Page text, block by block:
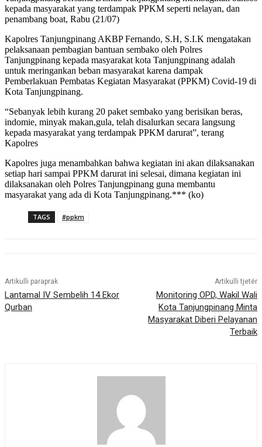
kepada masyarakat yang terdampak PPKM seperti nelayan, dan
penambang boat, Rabu (21/07)
Kapolres Tanjungpinang AKBP Fernando, S.H, S.I.K mengatakan
pelaksanaan pembagian bantuan sembako oleh Polres
Tanjungpinang kepada masyarakat kota Tanjungpinang adalah
untuk meringankan beban masyarakat karena dampak
Pemberlakuan Pembatas Kegiatan Masyarakat (PPKM) Covid-19 di
Kota Tanjungpinang.
“Sebanyak lebih kurang 20 paket sembako yang berisikan beras,
indomie, minyak makan,gula, telah disalurkan secara langsung
kepada masyarakat yang terdampak PPKM darurat”, terang
Kapolres
Kapolres juga menambahkan bahwa kegiatan ini akan dilaksanakan
setiap hari sampai PPKM darurat ini selesai, dimana kegiatan ini
dilaksanakan oleh Polres Tanjungpinang guna membantu
masyarakat yang ada di Kota Tanjungpinang.*** (ko)
TAGS #ppkm
Artikulli paraprak
Lantamal IV Sembelih 14 Ekor
Qurban
Artikulli tjetër
Monitoring OPD, Wakil Wali
Kota Tanjungpinang Minta
Masyarakat Diberi Pelayanan
Terbaik